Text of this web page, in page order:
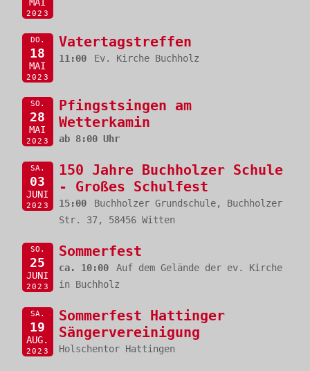
MAI
2023
DO.
18
MAI
2023
Vatertagstreffen
11:00 Ev. Kirche Buchholz
SO.
28
MAI
2023
Pfingstsingen am
Wetterkamin
ab 8:00 Uhr
SA.
03
JUNI
2023
150 Jahre Buchholzer Schule
- Großes Schulfest
15:00
Buchholzer Grundschule, Buchholzer
Str. 37, 58456 Witten
SO.
25
JUNI
2023
Sommerfest
ca. 10:00
Auf dem Gelände der ev. Kirche
in Buchholz
SA.
19
AUG.
2023
Sommerfest Hattinger
Sängervereinigung
Holschentor Hattingen